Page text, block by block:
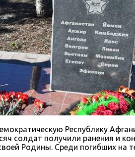
Республику
солдат получили ранения и
Родины. Среди погибших на